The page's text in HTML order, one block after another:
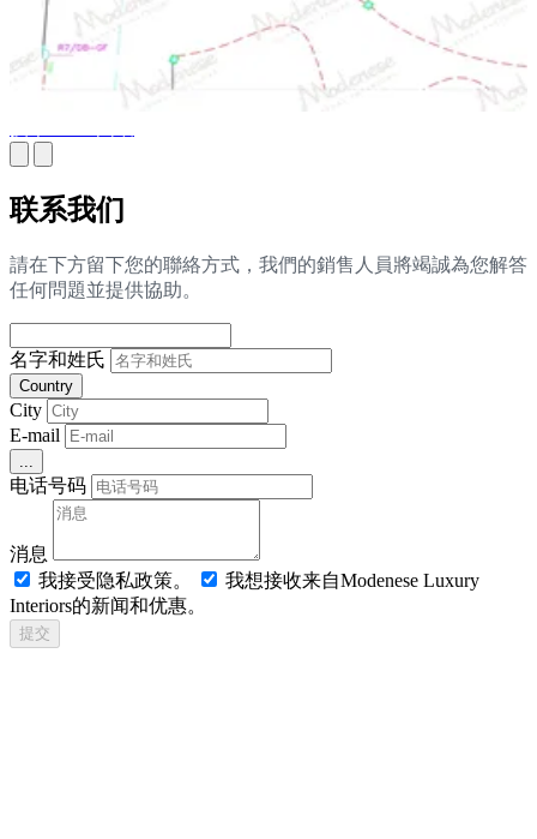
联系我们
請在下方留下您的聯絡方式，我們的銷售人員將竭誠為您解答
任何問題並提供協助。
名字和姓氏
Country
City
E-mail
电话号码
消息
我接受隐私政策。
我想接收来自Modenese Luxury
Interiors的新闻和优惠。
提交